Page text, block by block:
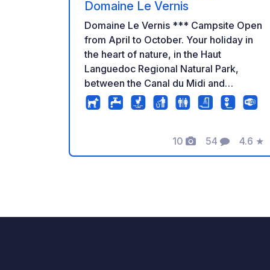
Domaine Le Vernis
Domaine Le Vernis *** Campsite Open
from April to October. Your holiday in
the heart of nature, in the Haut
Languedoc Regional Natural Park,
between the Canal du Midi and
Minerve, the ideal setting for numerous
outdoor activities: hiking, mountain
Enjoy the surrounding peace and quiet
for guaranteed relaxation. Mireille and
10
Foto's
54
Commentaren
4.6 ★